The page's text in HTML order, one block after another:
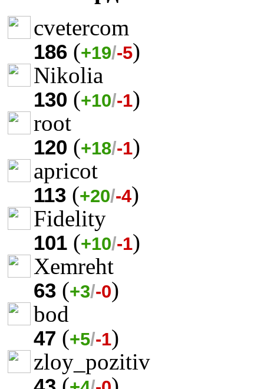
cvetercom
186 (+19/-5)
Nikolia
130 (+10/-1)
root
120 (+18/-1)
apricot
113 (+20/-4)
Fidelity
101 (+10/-1)
Xemreht
63 (+3/-0)
bod
47 (+5/-1)
zloy_pozitiv